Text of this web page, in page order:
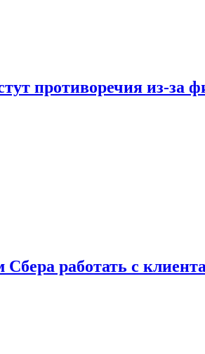
противоречия из-за
Сбера работать с